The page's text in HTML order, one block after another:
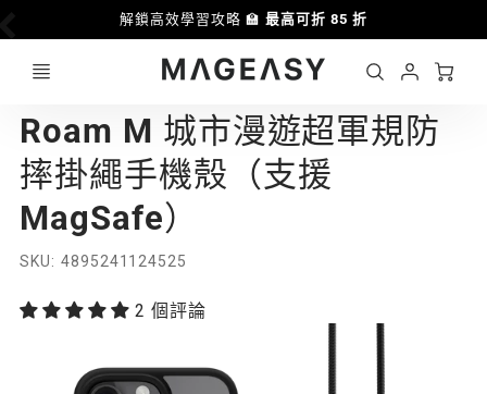
解鎖高效學習攻略 🏫 最高可折 85 折
Account
Login
MAGEASY
Roam M 城市漫遊超軍規防
摔掛繩手機殼（支援
MagSafe）
SKU 4895241124525
2 個評論
優惠